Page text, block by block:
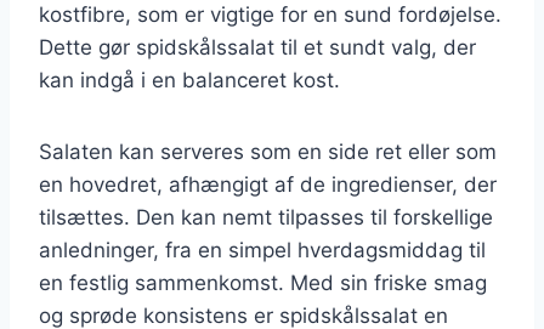
kostfibre, som er vigtige for en sund fordøjelse.
Dette gør spidskålssalat til et sundt valg, der
kan indgå i en balanceret kost.
Salaten kan serveres som en side ret eller som
en hovedret, afhængigt af de ingredienser, der
tilsættes. Den kan nemt tilpasses til forskellige
anledninger, fra en simpel hverdagsmiddag til
en festlig sammenkomst. Med sin friske smag
og sprøde konsistens er spidskålssalat en